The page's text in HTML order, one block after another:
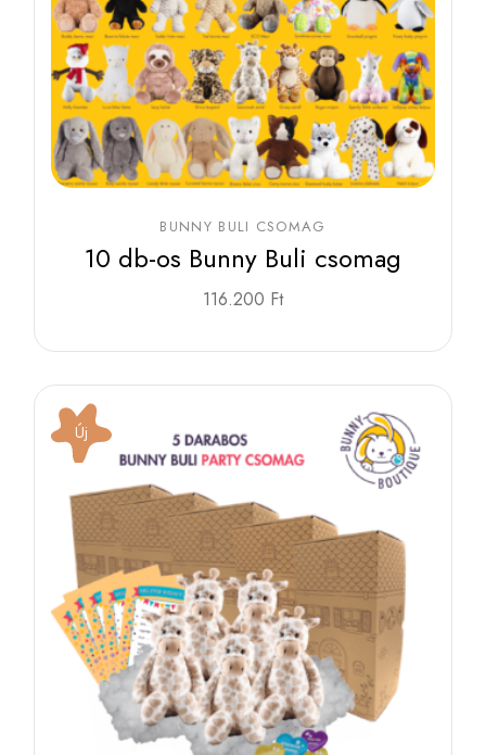
BUNNY BULI CSOMAG
10 db-os Bunny Buli csomag
116.200 Ft
Új